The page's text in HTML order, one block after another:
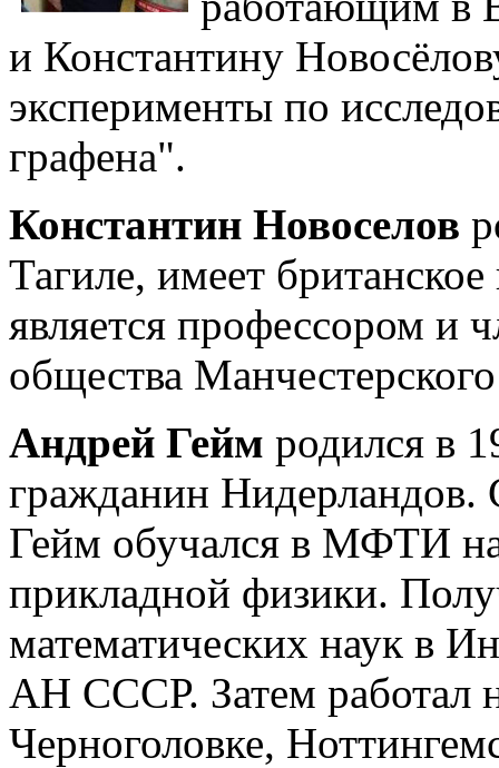
и Константину
эксперименты по
графена".
Константин Новоселов
Тагиле, имеет
является профессором и
общества
Андрей Гейм родился в
гражданин Нидерландов.
Гейм обучался в МФТИ
прикладной физики.
математических наук в
АН СССР. Затем работал
Черноголовке,